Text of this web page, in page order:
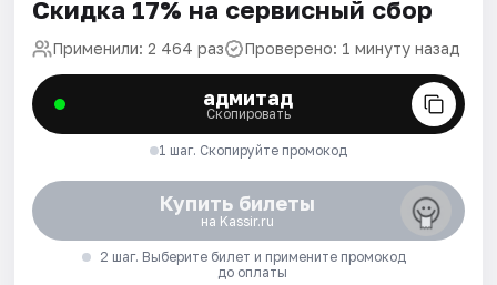
Скидка 17% на сервисный сбор
Применили: 2 464 раз Проверено: 1 минуту назад
адмитад
Скопировать
1 шаг. Скопируйте промокод
Купить билеты
на Kassir.ru
2 шаг. Выберите билет и примените промокод
до оплаты